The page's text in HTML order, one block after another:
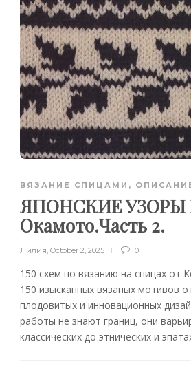
ВЯЗАНИЕ СПИЦАМИ ,
ЯПОНСКИЕ УЗОРЫ
Окамото.Часть 2.
Лилия, October 2, 2025 0
150 схем по вязанию на спицах от
150 изысканных вязаных мотивов
плодовитых и инновационных
работы не знают границ, они
классических до этнических и